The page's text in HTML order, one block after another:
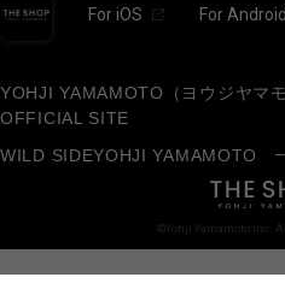
For iOS For Android
YOHJI YAMAMOTO（ヨウジヤマモ
OFFICIAL SITE
WILD SIDEYOHJI YAMAMOTO
©Yohji Yamamoto Inc.